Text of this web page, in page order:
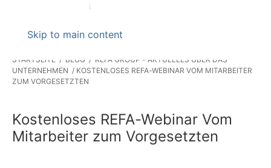
Skip to main content
STARTSEITE BLOG
REFA GROUP - AKTUELLES ÜBER DAS
UNTERNEHMEN
KOSTENLOSES REFA-WEBINAR VOM MITARBEITER
ZUM VORGESETZTEN
Kostenloses REFA-Webinar Vom
Mitarbeiter zum Vorgesetzten